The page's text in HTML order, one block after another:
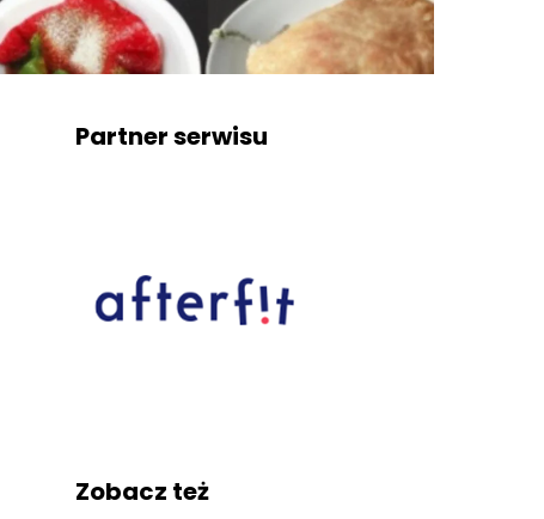
Partner serwisu
Zobacz też